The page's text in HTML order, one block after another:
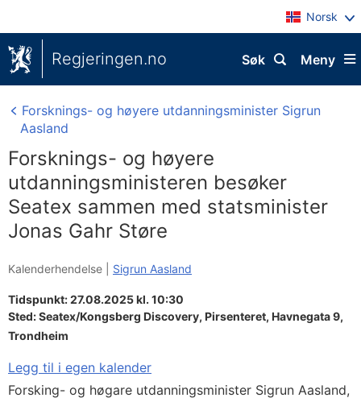
Norsk
Regjeringen.no Meny
Søk
Forsknings- og høyere utdanningsminister Sigrun
Aasland
Forsknings- og høyere
utdanningsministeren besøker
Seatex sammen med statsminister
Jonas Gahr Støre
Kalenderhendelse | Sigrun Aasland
Tidspunkt: 27.08.2025 kl. 10:30
Sted:Seatex/Kongsberg Discovery, Pirsenteret, Havnegata 9,
Trondheim
Legg til i egen kalender
Forsking- og høgare utdanningsminister Sigrun Aasland,